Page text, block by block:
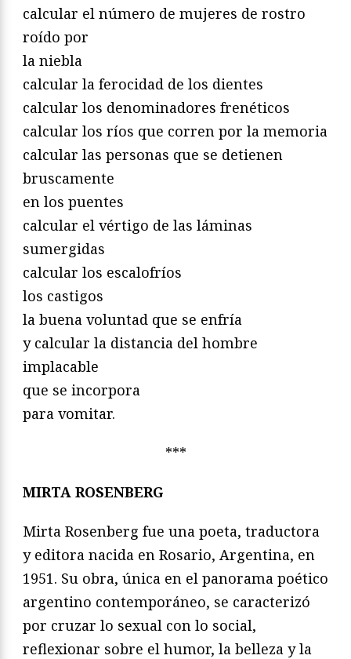
calcular el número de mujeres de rostro
roído por
la niebla
calcular la ferocidad de los dientes
calcular los denominadores frenéticos
calcular los ríos que corren por la memoria
calcular las personas que se detienen
bruscamente
en los puentes
calcular el vértigo de las láminas
sumergidas
calcular los escalofríos
los castigos
la buena voluntad que se enfría
y calcular la distancia del hombre
implacable
que se incorpora
para vomitar.
***
MIRTA ROSENBERG
Mirta Rosenberg fue una poeta, traductora
y editora nacida en Rosario, Argentina, en
1951. Su obra, única en el panorama poético
argentino contemporáneo, se caracterizó
por cruzar lo sexual con lo social,
reflexionar sobre el humor, la belleza y la